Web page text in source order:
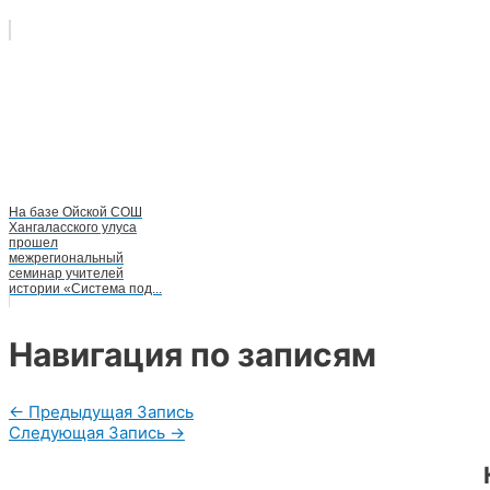
На базе Ойской СОШ
Хангаласского улуса
прошел
межрегиональный
семинар учителей
истории «Система под...
Навигация по записям
← Предыдущая Запись
Следующая Запись →